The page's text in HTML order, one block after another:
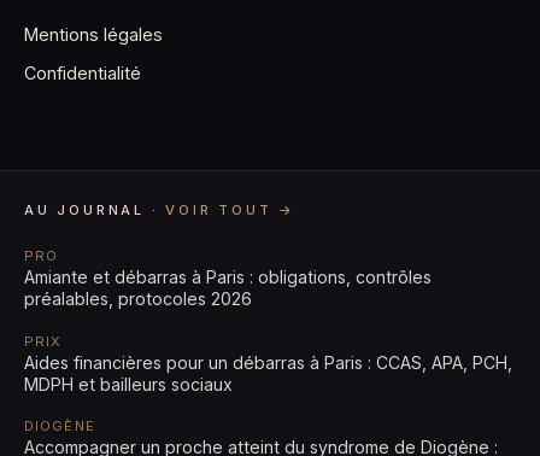
Mentions légales
Confidentialité
AU JOURNAL ·VOIR TOUT →
PRO
Amiante et débarras à Paris : obligations, contrôles
préalables, protocoles 2026
PRIX
Aides financières pour un débarras à Paris : CCAS, APA, PCH,
MDPH et bailleurs sociaux
DIOGÈNE
Accompagner un proche atteint du syndrome de Diogène :